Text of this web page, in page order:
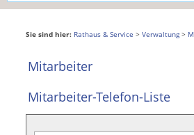
Sie sind hier: Rathaus & Service > Verwaltung>
Mitarbeiter
Mitarbeiter-Telefon-Liste